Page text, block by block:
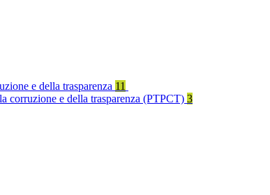
e della trasparenza 11
corruzione e della trasparenza (PTPCT) 3